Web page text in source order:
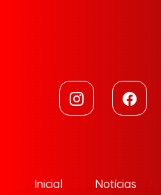
Inicial Notícias